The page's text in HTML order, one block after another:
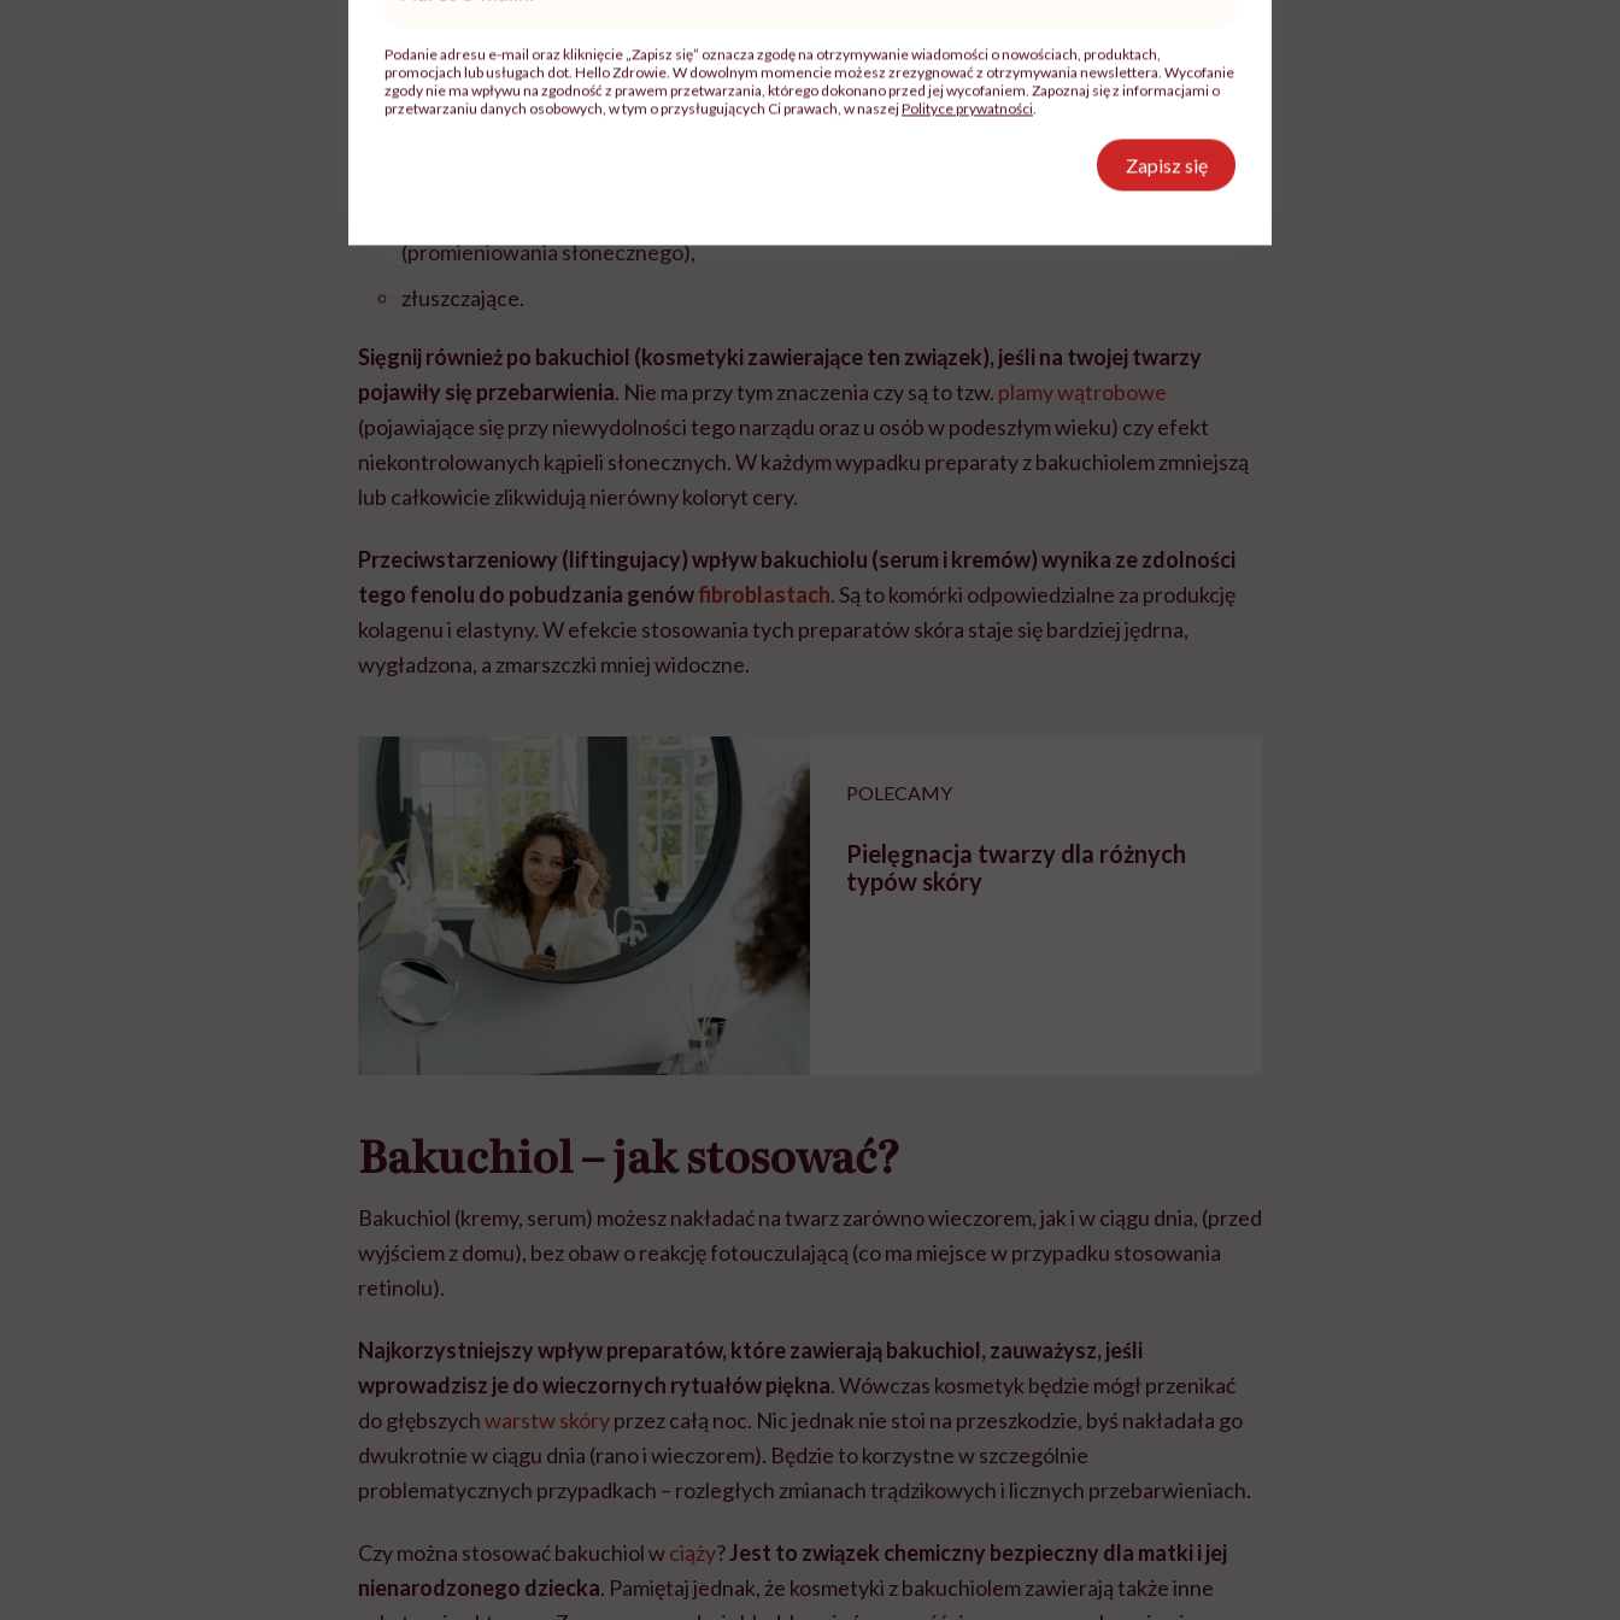
antyoksydacyjne,
(promieniowania słonecznego),
złuszczające.
Sięgnij również po bakuchiol (kosmetyki zawierające ten związek), jeśli na twojej twarzy
pojawiły się przebarwienia. Nie ma przy tym znaczenia czy są to tzw. plamy wątrobowe
(pojawiające się przy niewydolności tego narządu oraz u osób w podeszłym wieku) czy efekt
niekontrolowanych kąpieli słonecznych. W każdym wypadku preparaty z bakuchiolem zmniejszą
lub całkowicie zlikwidują nierówny koloryt cery.
Przeciwstarzeniowy (liftingujacy) wpływ bakuchiolu (serum i kremów) wynika ze zdolności
tego fenolu do pobudzania genówfibroblastach. Są to komórki odpowiedzialne za produkcję
kolagenu i elastyny. W efekcie stosowania tych preparatów skóra staje się bardziej jędrna,
wygładzona, a zmarszczki mniej widoczne.
POLECAMY
Pielęgnacja twarzy dla różnych
typów skóry
Bakuchiol – jak stosować?
Bakuchiol (kremy, serum) możesz nakładać na twarz zarówno wieczorem, jak i w ciągu dnia, (przed
wyjściem z domu), bez obaw o reakcję fotouczulającą (co ma miejsce w przypadku stosowania
retinolu).
Najkorzystniejszy wpływ preparatów, które zawierają bakuchiol, zauważysz, jeśli
wprowadzisz je do wieczornych rytuałów piękna. Wówczas kosmetyk będzie mógł przenikać
do głębszychwarstw skóryprzez całą noc. Nic jednak nie stoi na przeszkodzie, byś nakładała go
dwukrotnie w ciągu dnia (rano i wieczorem). Będzie to korzystne w szczególnie
problematycznych przypadkach – rozległych zmianach trądzikowych i licznych przebarwieniach.
Czy można stosować bakuchiol wciąży?Jest to związek chemiczny bezpieczny dla matki i jej
nienarodzonego dziecka. Pamiętaj jednak, że kosmetyki z bakuchiolem zawierają także inne
mail*
Podanie adresu e-mail oraz kliknięcie „Zapisz się” oznacza zgodę na otrzymywanie wiadomości o nowościach, produktach,
promocjach lub usługach dot. Hello Zdrowie. W dowolnym momencie możesz zrezygnować z otrzymywania newslettera. Wycofanie
zgody nie ma wpływu na zgodność z prawem przetwarzania, którego dokonano przed jej wycofaniem. Zapoznaj się z informacjami o
przetwarzaniu danych osobowych, w tym o przysługujących Ci prawach, w naszejPolityce prywatności.
Zapisz się